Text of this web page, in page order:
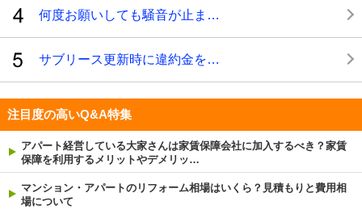
何度お願いしても騒音が止ま…
サブリース更新時に違約金を…
注目度の高いQ&A特集
アパート経営している大家さんは家賃保障会社に加入するべき？家賃
保障を利用するメリットやデメリッ…
マンション・アパートのリフォーム相場はいくら？見積もりと費用相
場について